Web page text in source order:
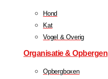
Hond
Kat
Vogel & Overig
Organisatie & Opbergen
Opbergboxen